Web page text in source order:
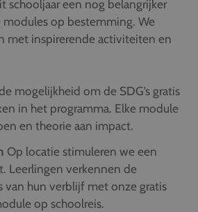
schooljaar een nog belangrijker
op bestemming. We
met inspirerende activiteiten en
mogelijkheid om de SDG’s gratis
in het programma. Elke module
en theorie aan impact.
Op locatie stimuleren we een
Leerlingen verkennen de
van hun verblijf met onze gratis
op schoolreis.